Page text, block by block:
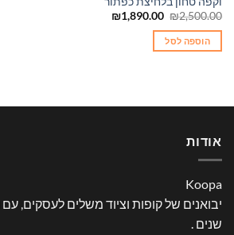
₪2,500.00
המחיר
היה:
₪1,890.00
המחיר
הוספה לסל
אודות
Koopa
שנים .